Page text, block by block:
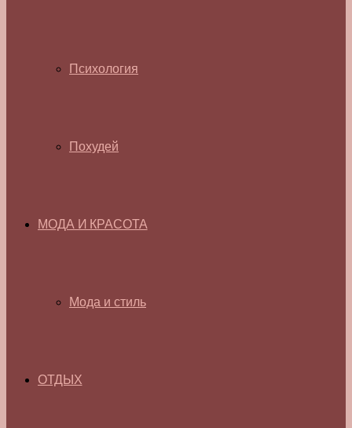
Психология
Похудей
МОДА И КРАСОТА
Мода и стиль
ОТДЫХ